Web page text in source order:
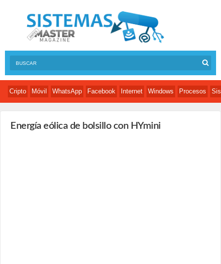
Cripto Móvil WhatsApp Facebook Internet Windows Procesos
Energía eólica de bolsillo con HYmini